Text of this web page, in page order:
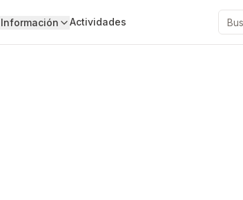
Información Actividades